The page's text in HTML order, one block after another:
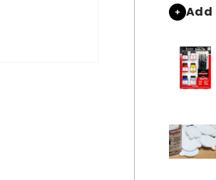
Add